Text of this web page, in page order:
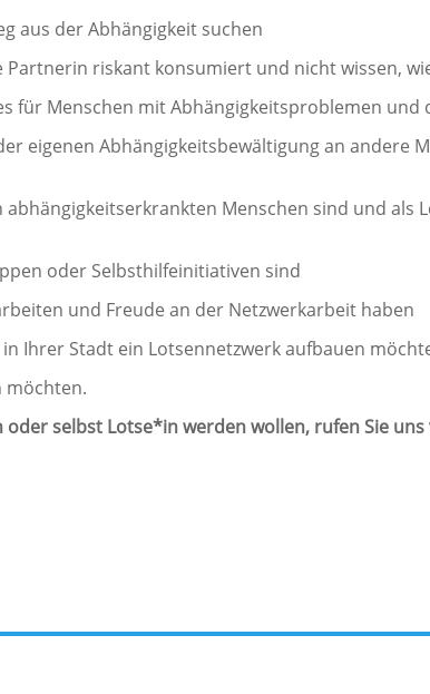
aus der Abhängigkeit suchen
riskant konsumiert und nicht wissen,
für Menschen mit Abhängigkeitsproblemen
eigenen Abhängigkeitsbewältigung an andere
Menschen sind und als
oder Selbsthilfeinitiativen sind
und Freude an der Netzwerkarbeit haben
Ihrer Stadt ein Lotsennetzwerk aufbauen
möchten.
selbst Lotse*in werden wollen, rufen Sie